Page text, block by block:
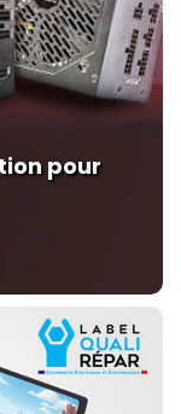
pour